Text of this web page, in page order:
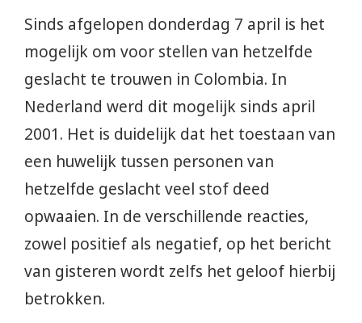
Sinds afgelopen donderdag 7 april is het
mogelijk om voor stellen van hetzelfde
geslacht te trouwen in Colombia. In
Nederland werd dit mogelijk sinds april
2001. Het is duidelijk dat het toestaan van
een huwelijk tussen personen van
hetzelfde geslacht veel stof deed
opwaaien. In de verschillende reacties,
zowel positief als negatief, op het bericht
van gisteren wordt zelfs het geloof hierbij
betrokken.